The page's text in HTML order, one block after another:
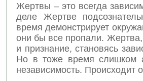
Жертвы – это всегда
деле Жертве
время демонстрирует
они бы все пропали.
и признание, становясь
Но в тоже время слишком
независимость. Происходит